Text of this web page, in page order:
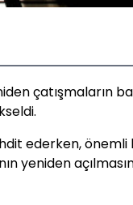
çatışmaların
ederken,
yeniden